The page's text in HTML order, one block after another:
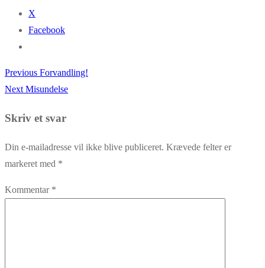
X
Facebook
Indlægsnavigation
Previous Previous
post:
Forvandling!
Next Next
Misundelse
Skriv et svar
Din e-mailadresse vil ikke blive publiceret. Krævede felter er
markeret med *
Kommentar *